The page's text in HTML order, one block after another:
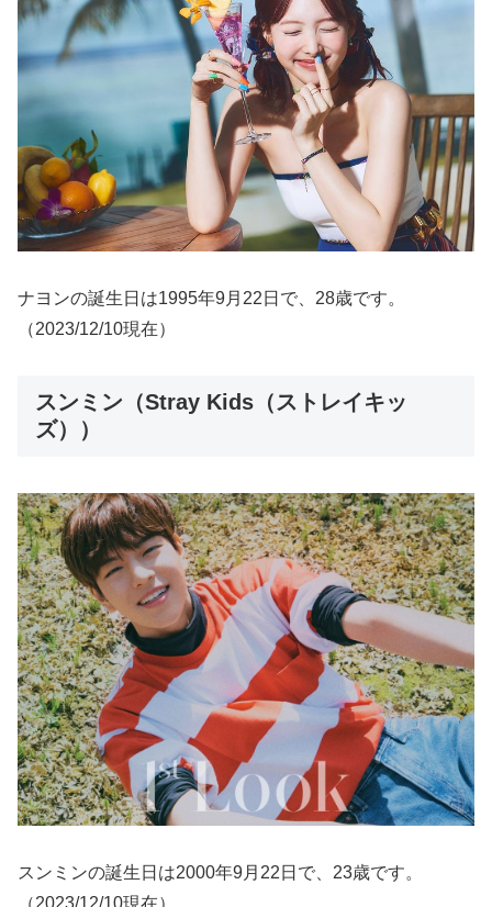
ナヨンの誕生日は1995年9月22日で、28歳です。
（2023/12/10現在）
スンミン（Stray Kids（ストレイキッ
ズ））
スンミンの誕生日は2000年9月22日で、23歳です。
（2023/12/10現在）